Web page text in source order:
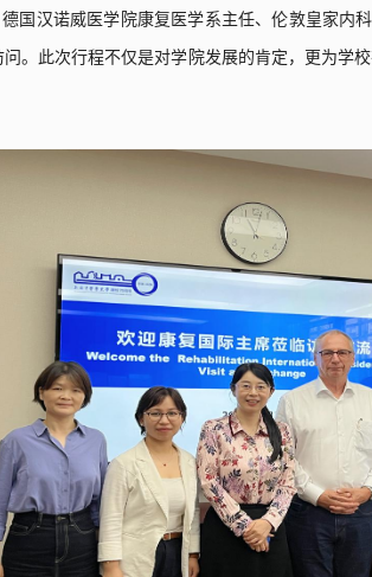
国汉诺威医学院康复医学系主任、伦敦皇家内
。此次行程不仅是对学院发展的肯定，更为学